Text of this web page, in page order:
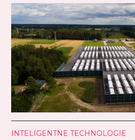
INTELIGENTNE TECHNOLOGIE